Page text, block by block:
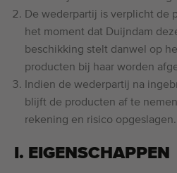
De wederpartij is verplicht de
het moment dat Duijndam
beschikking stelt danwel op
producten bij haar worden
Indien de wederpartij na
blijft de producten af te
rekening en risico opgeslagen.
I. EIGENSCHAPPEN